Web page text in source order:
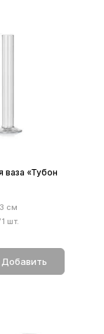
ваза «Тубон
см
шт.
Добавить